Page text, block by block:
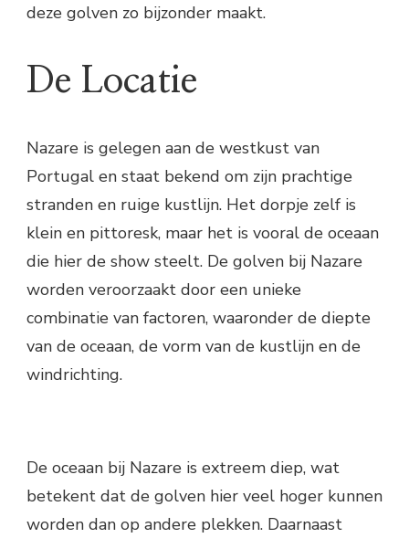
deze golven zo bijzonder maakt.
De Locatie
Nazare is gelegen aan de westkust van
Portugal en staat bekend om zijn prachtige
stranden en ruige kustlijn. Het dorpje zelf is
klein en pittoresk, maar het is vooral de oceaan
die hier de show steelt. De golven bij Nazare
worden veroorzaakt door een unieke
combinatie van factoren, waaronder de diepte
van de oceaan, de vorm van de kustlijn en de
windrichting.
De oceaan bij Nazare is extreem diep, wat
betekent dat de golven hier veel hoger kunnen
worden dan op andere plekken. Daarnaast